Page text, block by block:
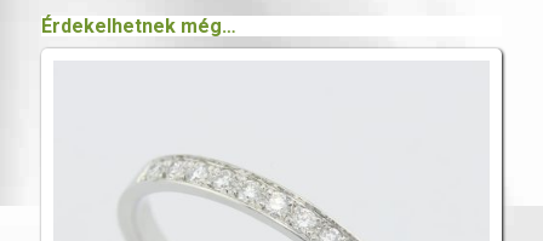
Érdekelhetnek még…